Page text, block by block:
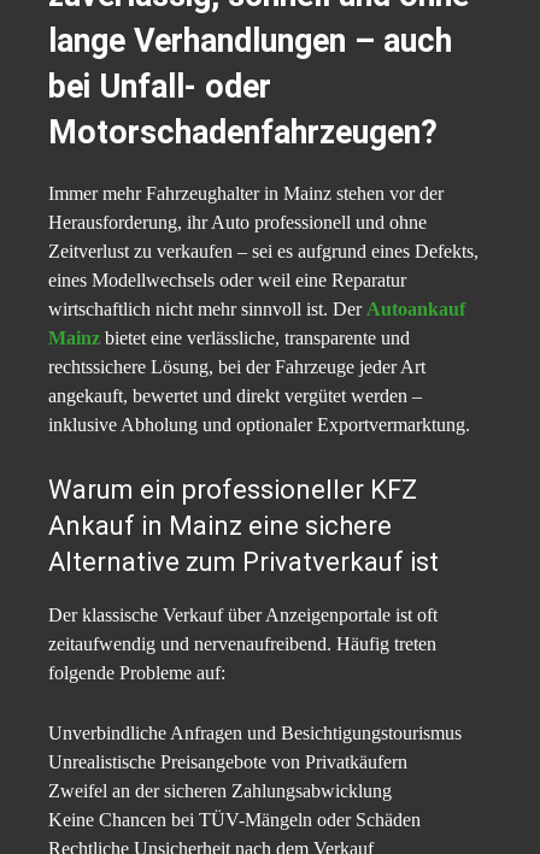
lange Verhandlungen – auch
bei Unfall- oder
Motorschadenfahrzeugen?
Immer mehr Fahrzeughalter in Mainz stehen vor der
Herausforderung, ihr Auto professionell und ohne
Zeitverlust zu verkaufen – sei es aufgrund eines Defekts,
eines Modellwechsels oder weil eine Reparatur
wirtschaftlich nicht mehr sinnvoll ist. Der Autoankauf
Mainz bietet eine verlässliche, transparente und
rechtssichere Lösung, bei der Fahrzeuge jeder Art
angekauft, bewertet und direkt vergütet werden –
inklusive Abholung und optionaler Exportvermarktung.
Warum ein professioneller KFZ
Ankauf in Mainz eine sichere
Alternative zum Privatverkauf ist
Der klassische Verkauf über Anzeigenportale ist oft
zeitaufwendig und nervenaufreibend. Häufig treten
folgende Probleme auf:
Unverbindliche Anfragen und Besichtigungstourismus
Unrealistische Preisangebote von Privatkäufern
Zweifel an der sicheren Zahlungsabwicklung
Keine Chancen bei TÜV-Mängeln oder Schäden
Rechtliche Unsicherheit nach dem Verkauf